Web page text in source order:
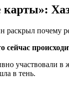
участвовали в
в тень.